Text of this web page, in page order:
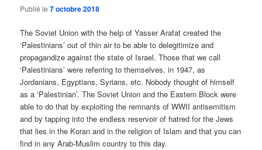
Publié le7 octobre 2018
The Soviet Union with the help of Yasser Arafat created the
‘Palestinians’ out of thin air to be able to delegitimize and
propagandize against the state of Israel. Those that we call
‘Palestinians’ were referring to themselves, in 1947, as
Jordanians, Egyptians, Syrians, etc. Nobody thought of himself
as a ‘Palestinian’. The Soviet Union and the Eastern Block were
able to do that by exploiting the remnants of WWII antisemitism
and by tapping into the endless reservoir of hatred for the Jews
that lies in the Koran and in the religion of Islam and that you can
find in any Arab-Muslim country to this day.